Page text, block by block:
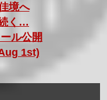
境へ
く…
ル公開
1st)